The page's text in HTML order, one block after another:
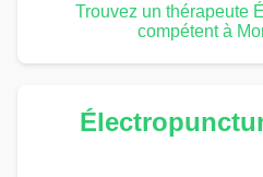
Trouvez un thérapeute
compétent à